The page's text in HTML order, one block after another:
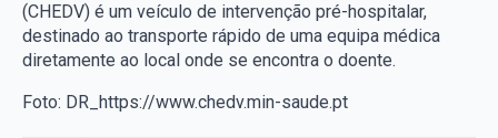
(CHEDV) é um veículo de intervenção pré-hospitalar,
destinado ao transporte rápido de uma equipa médica
diretamente ao local onde se encontra o doente.
Foto: DR_https://www.chedv.min-saude.pt